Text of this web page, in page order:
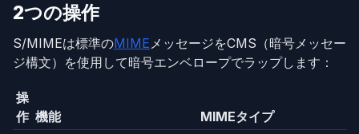
2つの操作
S/MIMEは標準のMIMEメッセージをCMS（暗号メッセー
ジ構文）を使用して暗号エンベロープでラップします：
操
作 機能
MIMEタイプ